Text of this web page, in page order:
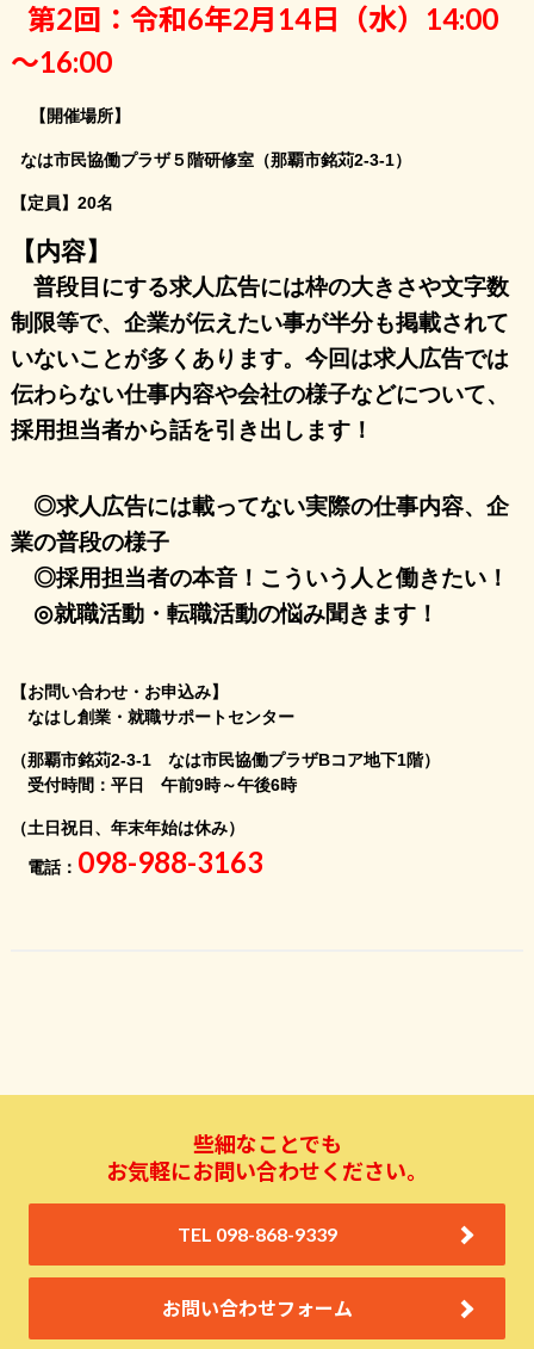
第2回：令和6年2月14日（水）14:00
～16:00
【開催場所】
なは市民協働プラザ５階研修室（那覇市銘苅2-3-1）
【定員】20名
【内容】
普段目にする求人広告には枠の大きさや文字数
制限等で、 企業が伝えたい事が半分も掲載されて
いないことが多くあります。 今回は求人広告では
伝わらない仕事内容や会社の様子などについて、
採用担当者から話を引き出します！
◎求人広告には載ってない実際の仕事内容、企
業の普段の様子
◎採用担当者の本音！こういう人と働きたい！
◎就職活動・転職活動の悩み聞きます！
【お問い合わせ・お申込み】
なはし創業・就職サポートセンター
（那覇市銘苅2-3-1 なは市民協働プラザBコア地下1階）
受付時間：平日 午前9時～午後6時
（土日祝日、年末年始は休み）
電話： 098-988-3163
些細なことでも
お気軽にお問い合わせください。
TEL 098-868-9339
お問い合わせフォーム